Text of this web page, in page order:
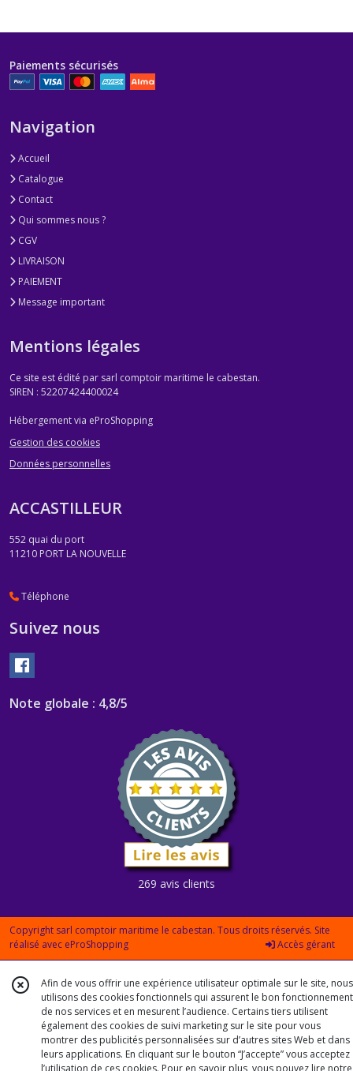
Paiements sécurisés
Navigation
Accueil
Catalogue
Contact
Qui sommes nous ?
CGV
LIVRAISON
PAIEMENT
Message important
Mentions légales
Ce site est édité par sarl comptoir maritime le cabestan.
SIREN : 52207424400024
Hébergement via eProShopping
Gestion des cookies
Données personnelles
ACCASTILLEUR
552 quai du port
11210 PORT LA NOUVELLE
Téléphone
Suivez nous
Note globale : 4,8/5
269 avis clients
Copyright sarl comptoir maritime le cabestan. Tous droits réservés. Site
réalisé avec eProShopping Accès gérant
Afin de vous offrir une expérience utilisateur optimale sur le site, nous
utilisons des cookies fonctionnels qui assurent le bon fonctionnement
de nos services et en mesurent l’audience. Certains tiers utilisent
également des cookies de suivi marketing sur le site pour vous
montrer des publicités personnalisées sur d’autres sites Web et dans
leurs applications. En cliquant sur le bouton “J’accepte” vous acceptez
l’utilisation de ces cookies. Pour en savoir plus, vous pouvez lire notre